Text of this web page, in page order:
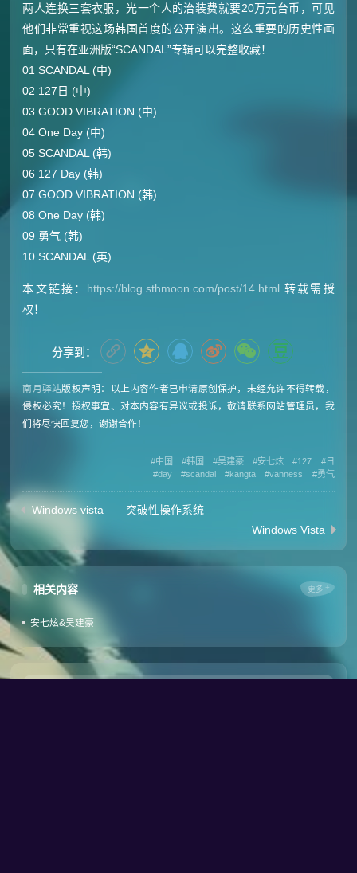
两人连换三套衣服，光一个人的治装费就要20万元台币，可见
他们非常重视这场韩国首度的公开演出。这么重要的历史性画
面，只有在亚洲版“SCANDAL”专辑可以完整收藏！
01 SCANDAL (中)
02 127日 (中)
03 GOOD VIBRATION (中)
04 One Day (中)
05 SCANDAL (韩)
06 127 Day (韩)
07 GOOD VIBRATION (韩)
08 One Day (韩)
09 勇气 (韩)
10 SCANDAL (英)
本文链接： https://blog.sthmoon.com/post/14.html 转载需授
权！
分享到：
南月驿站版权声明：以上内容作者已申请原创保护，未经允许不得转载，
侵权必究！授权事宜、对本内容有异议或投诉，敬请联系网站管理员，我
们将尽快回复您，谢谢合作！
中国 韩国 吴建豪 安七炫 127
日
day
scandal kangta vanness 勇气
Windows vista——突破性操作系统
Windows Vista
相关内容 更多
安七炫&吴建豪